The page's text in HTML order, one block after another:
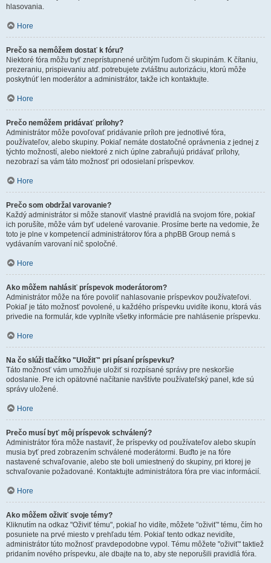
hlasovania.
Hore
Prečo sa nemôžem dostať k fóru?
Niektoré fóra môžu byť zneprístupnené určitým ľuďom či skupinám. K čítaniu,
prezeraniu, prispievaniu atď. potrebujete zvláštnu autorizáciu, ktorú môže
poskytnúť len moderátor a administrátor, takže ich kontaktujte.
Hore
Prečo nemôžem pridávať prílohy?
Administrátor môže povoľovať pridávanie príloh pre jednotlivé fóra,
používateľov, alebo skupiny. Pokiaľ nemáte dostatočné oprávnenia z jednej z
týchto možností, alebo niektoré z nich úplne zabraňujú pridávať prílohy,
nezobrazí sa vám táto možnosť pri odosielaní príspevkov.
Hore
Prečo som obdržal varovanie?
Každý administrátor si môže stanoviť vlastné pravidlá na svojom fóre, pokiaľ
ich porušíte, môže vám byť udelené varovanie. Prosíme berte na vedomie, že
toto je plne v kompetencií administrátorov fóra a phpBB Group nemá s
vydávaním varovaní nič spoločné.
Hore
Ako môžem nahlásiť príspevok moderátorom?
Administrátor môže na fóre povoliť nahlasovanie príspevkov používateľovi.
Pokiaľ je táto možnosť povolené, u každého príspevku uvidíte ikonu, ktorá vás
privedie na formulár, kde vyplníte všetky informácie pre nahlásenie príspevku.
Hore
Na čo slúži tlačítko "Uložiť" pri písaní príspevku?
Táto možnosť vám umožňuje uložiť si rozpísané správy pre neskoršie
odoslanie. Pre ich opätovné načítanie navštívte používateľský panel, kde sú
správy uložené.
Hore
Prečo musí byť môj príspevok schválený?
Administrátor fóra môže nastaviť, že príspevky od používateľov alebo skupín
musia byť pred zobrazením schválené moderátormi. Buďto je na fóre
nastavené schvaľovanie, alebo ste boli umiestnený do skupiny, pri ktorej je
schvaľovanie požadované. Kontaktujte administrátora fóra pre viac informácií.
Hore
Ako môžem oživiť svoje témy?
Kliknutím na odkaz "Oživiť tému", pokiaľ ho vidíte, môžete "oživiť" tému, čím ho
posuniete na prvé miesto v prehľadu tém. Pokiaľ tento odkaz nevidíte,
administrátor túto možnosť pravdepodobne vypol. Tému môžete "oživiť" taktiež
pridaním nového príspevku, ale dbajte na to, aby ste neporušili pravidlá fóra.